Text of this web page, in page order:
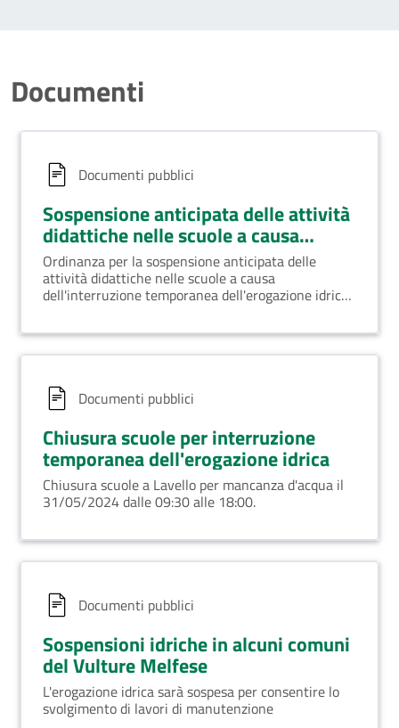
Documenti
Documenti pubblici
Sospensione anticipata delle attività
didattiche nelle scuole a causa
dell'interruzione temporanea
dell'erogazione idrica del giorno 04
giugno 2025
Ordinanza per la sospensione anticipata delle
attività didattiche nelle scuole a causa
dell'interruzione temporanea dell'erogazione idrica
Documenti pubblici
Chiusura scuole per interruzione
temporanea dell'erogazione idrica
Chiusura scuole a Lavello per mancanza d'acqua il
31/05/2024 dalle 09:30 alle 18:00.
Documenti pubblici
Sospensioni idriche in alcuni comuni
del Vulture Melfese
L'erogazione idrica sarà sospesa per consentire lo
svolgimento di lavori di manutenzione